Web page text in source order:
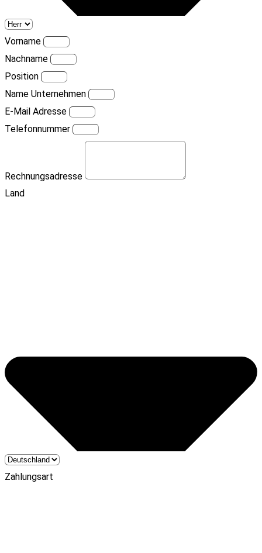
Vorname
Nachname
Position
Name Unternehmen
E-Mail Adresse
Telefonnummer
Rechnungsadresse
Land
Zahlungsart